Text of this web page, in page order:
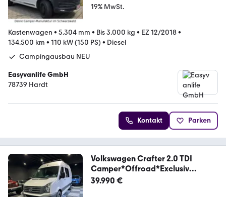
19% MwSt.
Kastenwagen • 5.304 mm • Bis 3.000 kg • EZ 12/2018•
134.500 km • 110 kW (150 PS) • Diesel
Campingausbau NEU
Easyvanlife GmbH
78739 Hardt
Kontakt Parken
Volkswagen Crafter 2.0 TDI
Camper*Offroad*Exclusiv
Umbau*
39.990 €